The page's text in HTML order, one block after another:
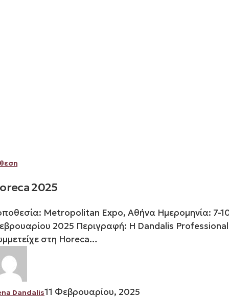
2025
Metropolitan Expo, Αθήνα Ημερομηνία: 7-
2025 Περιγραφή: Η Dandalis Professional
στη Horeca…
Dandalis11 Φεβρουαρίου, 2025